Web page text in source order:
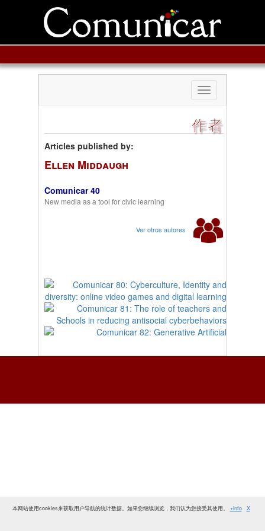
Toggle
navigation
作者
Articles published by:
Ellen Middaugh
Comunicar 40
New media as a tool for civic learning
Ver otros autores
本网站使用cookies来获取用户导航的统计数据。如果您继续浏览，我们认为您接受其使用。 +info X